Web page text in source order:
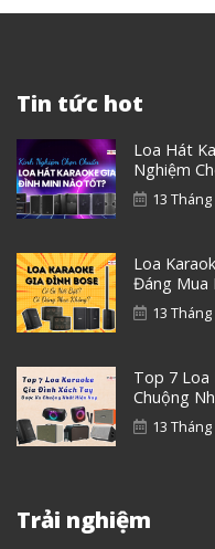
Tin tức hot
Loa Hát
Nghiệm
13 Tháng
Loa
Đáng Mua
13 Tháng
Top 7 Loa
Chuộng
13 Tháng
Trải nghiệm